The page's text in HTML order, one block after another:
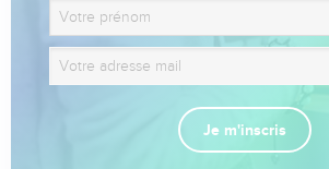
Je m'inscris